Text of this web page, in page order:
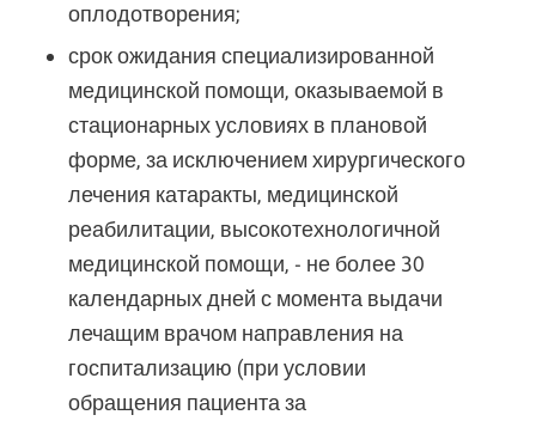
оплодотворения;
срок ожидания специализированной
медицинской помощи, оказываемой в
стационарных условиях в плановой
форме, за исключением хирургического
лечения катаракты, медицинской
реабилитации, высокотехнологичной
медицинской помощи, - не более 30
календарных дней с момента выдачи
лечащим врачом направления на
госпитализацию (при условии
обращения пациента за